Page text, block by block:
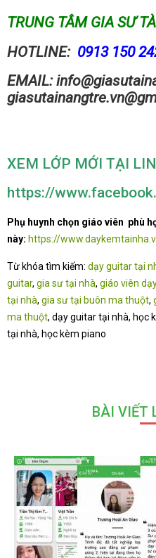
TRUNG TÂM GIA SƯ
HOTLINE: 0913 150
EMAIL:
XEM LỚP MỚI TẠI
https://
Phụ huynh chọn giáo viên phù
này: https://
Từ khóa tìm kiếm: dạy guitar tại
guitar, gia sư tại nhà, giáo viên
tại nhà, gia sư tại buôn ma thuột,
ma thuột, dạy guitar tại nhà, học
tại nhà, học kèm piano
BÀI VIẾT